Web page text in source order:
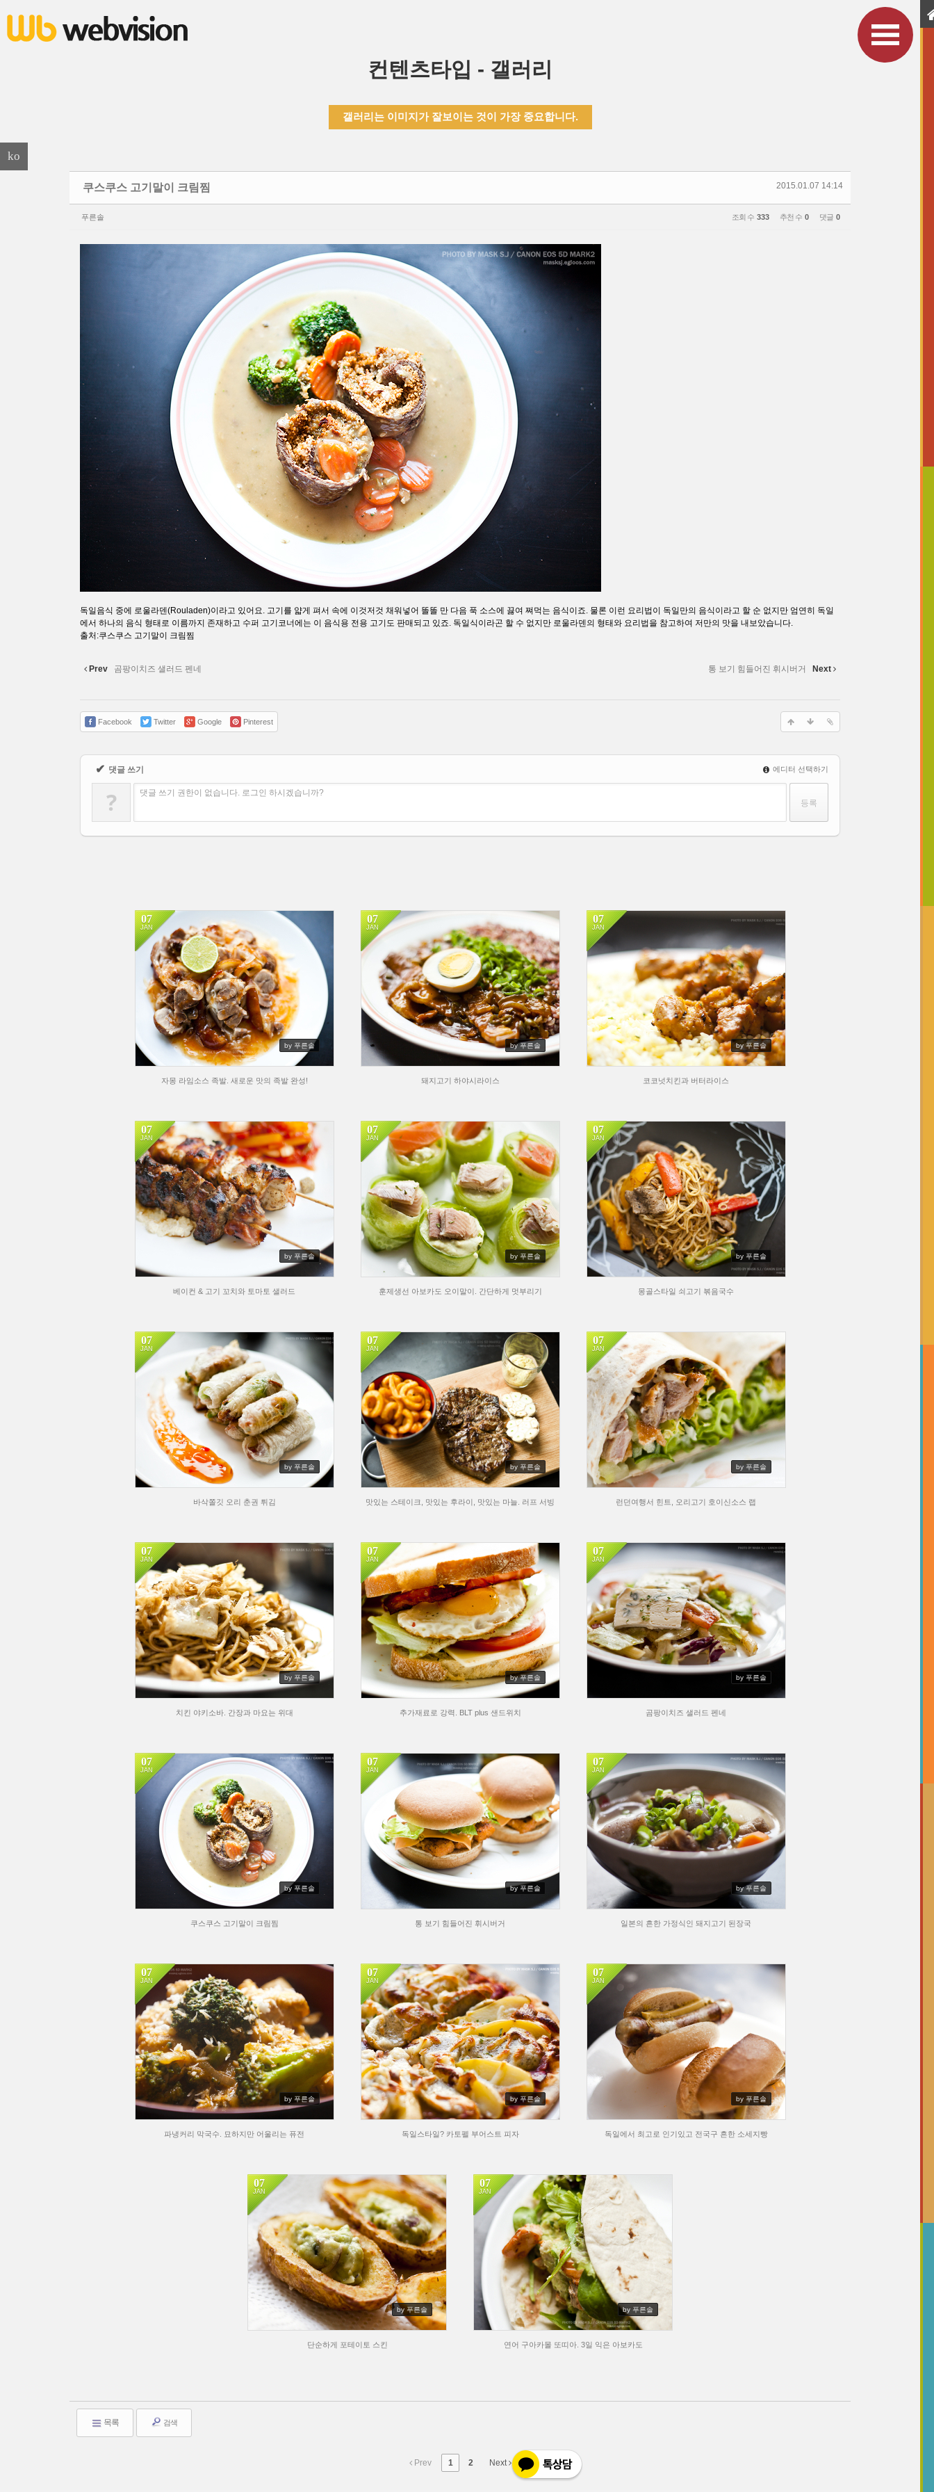
컨텐츠타입 - 갤러리
갤러리는 이미지가 잘보이는 것이 가장 중요합니다.
2015.01.07 14:14
쿠스쿠스 고기말이 크림찜
푸른솔 조회 수 333 추천 수 0 댓글 0
독일음식 중에 로울라덴(Rouladen)이라고 있어요. 고기를 얇게 펴서 속에 이것저것 채워넣어 똘똘 만 다음 푹 소스에 끓여 쪄먹는 음식이죠. 물론 이런 요리법이 독일만의 음식이라고 할 순 없지만 엄연히 독일
에서 하나의 음식 형태로 이름까지 존재하고 수퍼 고기코너에는 이 음식용 전용 고기도 판매되고 있죠. 독일식이라곤 할 수 없지만 로울라덴의 형태와 요리법을 참고하여 저만의 맛을 내보았습니다.
출처:쿠스쿠스 고기말이 크림찜
Prev 곰팡이치즈 샐러드 펜네 통 보기 힘들어진 휘시버거 Next
Facebook Twitter Google Pinterest
✔ 댓글 쓰기 에디터 선택하기
? 댓글 쓰기 권한이 없습니다. 로그인 하시겠습니까?
07
JAN
by 푸른솔
자몽 라임소스 족발. 새로운 맛의 족발 완성!
07
JAN
by 푸른솔
돼지고기 하야시라이스
07
JAN
by 푸른솔
코코넛치킨과 버터라이스
07
JAN
by 푸른솔
베이컨 & 고기 꼬치와 토마토 샐러드
07
JAN
by 푸른솔
훈제생선 아보카도 오이말이. 간단하게 멋부리기
07
JAN
by 푸른솔
몽골스타일 쇠고기 볶음국수
07
JAN
by 푸른솔
바삭쫄깃 오리 춘권 튀김
07
JAN
by 푸른솔
맛있는 스테이크, 맛있는 후라이, 맛있는 마늘. 러프 서빙
07
JAN
by 푸른솔
런던여행서 힌트, 오리고기 호이신소스 랩
07
JAN
by 푸른솔
치킨 야키소바. 간장과 마요는 위대
07
JAN
by 푸른솔
추가재료로 강력. BLT plus 샌드위치
07
JAN
by 푸른솔
곰팡이치즈 샐러드 펜네
07
JAN
by 푸른솔
쿠스쿠스 고기말이 크림찜
07
JAN
by 푸른솔
통 보기 힘들어진 휘시버거
07
JAN
by 푸른솔
일본의 흔한 가정식인 돼지고기 된장국
07
JAN
by 푸른솔
파냉커리 막국수. 묘하지만 어울리는 퓨전
07
JAN
by 푸른솔
독일스타일? 카토펠 부어스트 피자
07
JAN
by 푸른솔
독일에서 최고로 인기있고 전국구 흔한 소세지빵
07
JAN
by 푸른솔
단순하게 포테이토 스킨
07
JAN
by 푸른솔
연어 구아카몰 또띠아. 3일 익은 아보카도
목록 검색
Prev 1 2 Next
ko
Sketchbook5, 스케치북5
Sketchbook5, 스케치북5